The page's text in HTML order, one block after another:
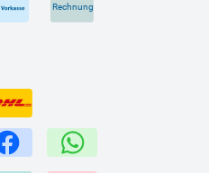
Rechnung